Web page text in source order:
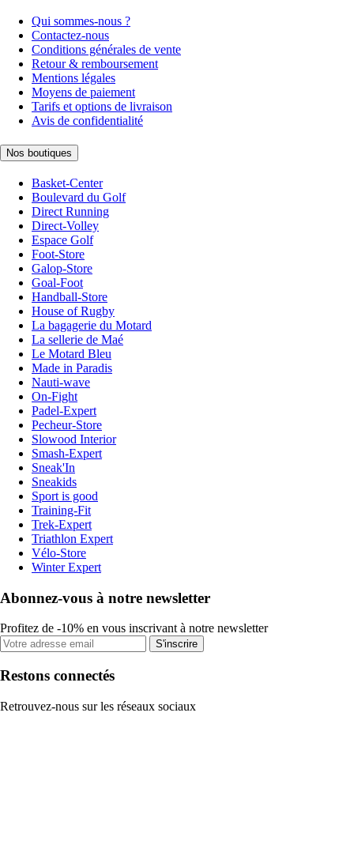
Qui sommes-nous ?
Contactez-nous
Conditions générales de vente
Retour & remboursement
Mentions légales
Moyens de paiement
Tarifs et options de livraison
Avis de confidentialité
Nos boutiques
Basket-Center
Boulevard du Golf
Direct Running
Direct-Volley
Espace Golf
Foot-Store
Galop-Store
Goal-Foot
Handball-Store
House of Rugby
La bagagerie du Motard
La sellerie de Maé
Le Motard Bleu
Made in Paradis
Nauti-wave
On-Fight
Padel-Expert
Pecheur-Store
Slowood Interior
Smash-Expert
Sneak'In
Sneakids
Sport is good
Training-Fit
Trek-Expert
Triathlon Expert
Vélo-Store
Winter Expert
Abonnez-vous à notre newsletter
Profitez de -10% en vous inscrivant à notre newsletter
S'inscrire
Restons connectés
Retrouvez-nous sur les réseaux sociaux